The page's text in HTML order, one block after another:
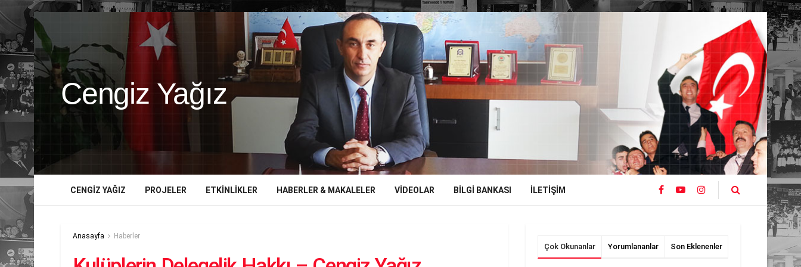
Cengiz Yağız
CENGIZ YAĞIZ PROJELER ETKINLIKLER HABERLER & MAKALELER VIDEOLAR BILGI BANKASI İLETIŞIM
Anasayfa Haberler
Çok Okunanlar Yorumlananlar Son Eklenenler